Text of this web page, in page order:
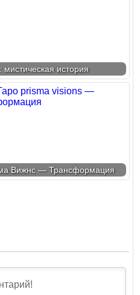
история
Вижнс — Трансформация